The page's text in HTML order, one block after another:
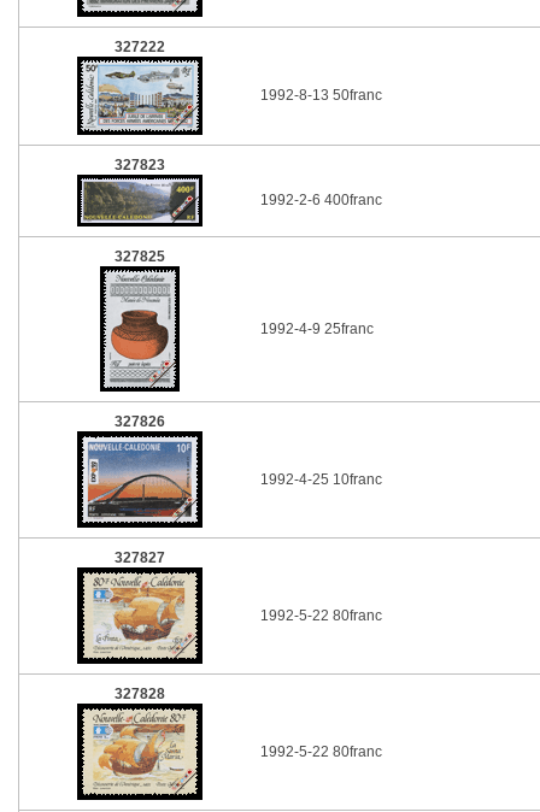
327222
1992-8-13 50franc
327823
1992-2-6 400franc
327825
1992-4-9 25franc
327826
1992-4-25 10franc
327827
1992-5-22 80franc
327828
1992-5-22 80franc